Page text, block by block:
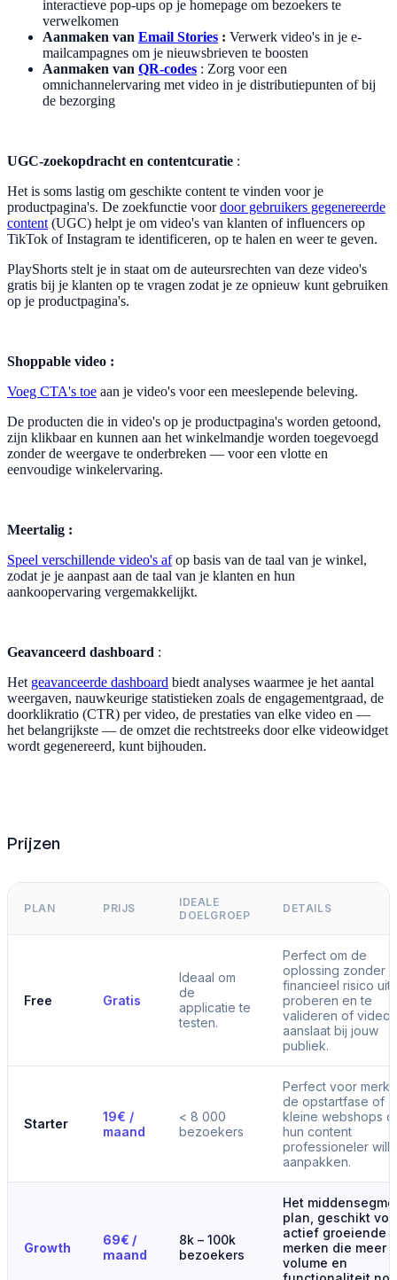
interactieve pop-ups op je homepage om bezoekers te
verwelkomen
Aanmaken van Email Stories : Verwerk video's in je e-
mailcampagnes om je nieuwsbrieven te boosten
Aanmaken van QR-codes : Zorg voor een
omnichannelervaring met video in je distributiepunten of bij
de bezorging
UGC-zoekopdracht en contentcuratie :
Het is soms lastig om geschikte content te vinden voor je
productpagina's. De zoekfunctie voordoor gebruikers gegenereerde
content (UGC) helpt je om video's van klanten of influencers op
TikTok of Instagram te identificeren, op te halen en weer te geven.
PlayShorts stelt je in staat om de auteursrechten van deze video's
gratis bij je klanten op te vragen zodat je ze opnieuw kunt gebruiken
op je productpagina's.
Shoppable video :
Voeg CTA's toe aan je video's voor een meeslepende beleving.
De producten die in video's op je productpagina's worden getoond,
zijn klikbaar en kunnen aan het winkelmandje worden toegevoegd
zonder de weergave te onderbreken — voor een vlotte en
eenvoudige winkelervaring.
Meertalig :
Speel verschillende video's afop basis van de taal van je winkel,
zodat je je aanpast aan de taal van je klanten en hun
aankoopervaring vergemakkelijkt.
Geavanceerd dashboard :
Het geavanceerde dashboard biedt analyses waarmee je het aantal
weergaven, nauwkeurige statistieken zoals de engagementgraad, de
doorklikratio (CTR) per video, de prestaties van elke video en —
het belangrijkste — de omzet die rechtstreeks door elke videowidget
wordt gegenereerd, kunt bijhouden.
Prijzen
PLAN PRIJS
IDEALE
DOELGROEP
DETAILS
Free Gratis
Ideaal om
de
applicatie te
testen.
Perfect om de
oplossing zonder
financieel risico uit
proberen en te
valideren of video
aanslaat bij jouw
publiek.
Starter
19€ /
maand
< 8 000
bezoekers
Perfect voor
de opstartfase of
kleine webshops
hun content
professioneler
aanpakken.
Growth
69€ /
maand
8k – 100k
bezoekers
Het
plan, geschikt
actief groeiende
merken die meer
volume en